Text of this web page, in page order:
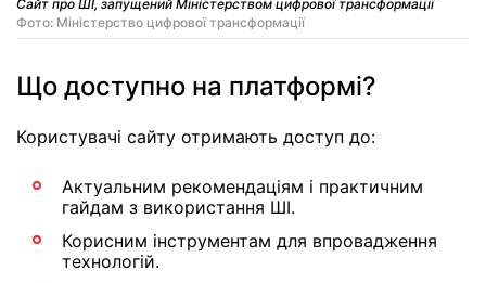
Сайт про ШІ, запущений Міністерством цифрової трансформації
Фото: Міністерство цифрової трансформації
Що доступно на платформі?
Користувачі сайту отримають доступ до:
Актуальним рекомендаціям і практичним
гайдам з використання ШІ.
Корисним інструментам для впровадження
технологій.